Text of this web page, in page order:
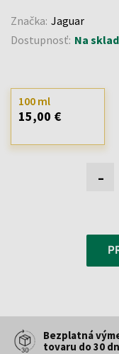
Značka: Jaguar
Dostupnosť: Na
-
100 ml
15,00 €
Bezplatná
tovaru do 30